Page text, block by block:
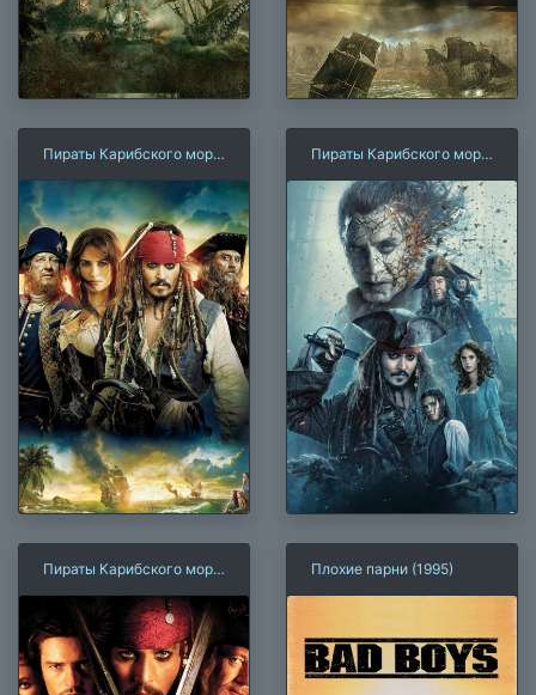
Пираты Карибского моря
Пираты Карибского моря
рассказывают сказки
Пираты Карибского моря:
жемчужины
Плохие парни (1995)